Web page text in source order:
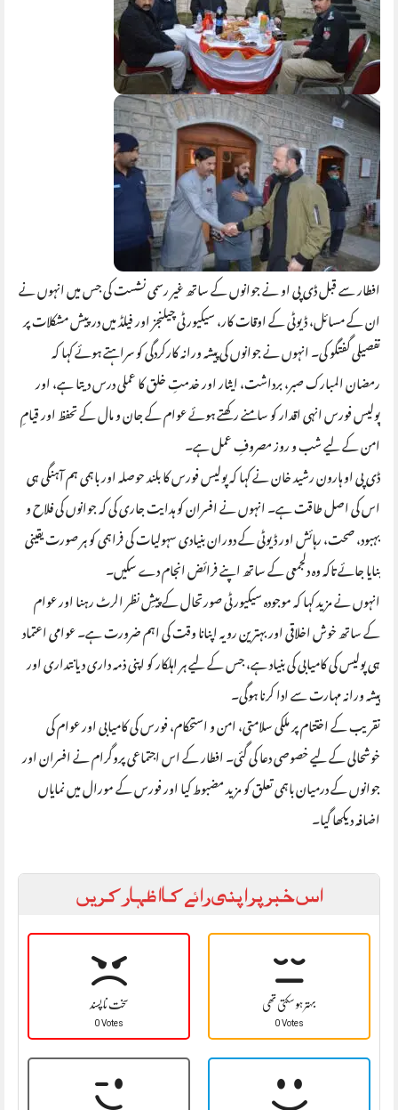
افطار سے قبل ڈی پی او نے جوانوں کے ساتھ غیر رسمی نشست کی جس میں انہوں نے
ان کے مسائل، ڈیوٹی کے اوقات کار، سیکیورٹی چیلنجز اور فیلڈ میں درپیش مشکلات پر
تفصیلی گفتگو کی۔ انہوں نے جوانوں کی پیشہ ورانہ کارکردگی کو سراہتے ہوئے کہا کہ
رمضان المبارک صبر، برداشت، ایثار اور خدمتِ خلق کا عملی درس دیتا ہے، اور
پولیس فورس انہی اقدار کو سامنے رکھتے ہوئے عوام کے جان و مال کے تحفظ اور قیامِ
امن کے لیے شب و روز مصروفِ عمل ہے۔
ڈی پی او ہارون رشید خان نے کہا کہ پولیس فورس کا بلند حوصلہ اور باہمی ہم آہنگی ہی
اس کی اصل طاقت ہے۔ انہوں نے افسران کو ہدایت جاری کی کہ جوانوں کی فلاح و
بہبود، صحت، رہائش اور ڈیوٹی کے دوران بنیادی سہولیات کی فراہمی کو ہر صورت یقینی
بنایا جائے تاکہ وہ دلجمعی کے ساتھ اپنے فرائض انجام دے سکیں۔
انہوں نے مزید کہا کہ موجودہ سیکیورٹی صورتحال کے پیشِ نظر الرٹ رہنا اور عوام
کے ساتھ خوش اخلاقی اور بہترین رویہ اپنانا وقت کی اہم ضرورت ہے۔ عوامی اعتماد
ہی پولیس کی کامیابی کی بنیاد ہے، جس کے لیے ہر اہلکار کو اپنی ذمہ داری دیانتداری اور
پیشہ ورانہ مہارت سے ادا کرنا ہوگی۔
تقریب کے اختتام پر ملکی سلامتی، امن و استحکام، فورس کی کامیابی اور عوام کی
خوشحالی کے لیے خصوصی دعا کی گئی۔ افطار کے اس اجتماعی پروگرام نے افسران اور
جوانوں کے درمیان باہمی تعلق کو مزید مضبوط کیا اور فورس کے مورال میں نمایاں
اضافہ دیکھا گیا۔
اس خبر پر اپنی رائے کا اظہار کریں
سخت نا پسند
0 Votes
بہتر ہو سکتی تھی
0 Votes